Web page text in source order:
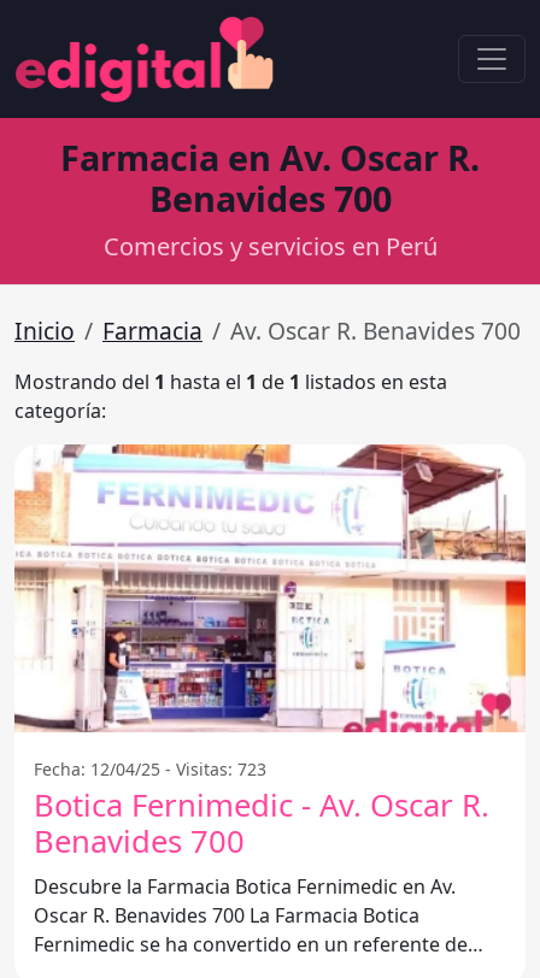
Farmacia en Av. Oscar R.
Benavides 700
Comercios y servicios en Perú
Inicio Farmacia Av. Oscar R. Benavides 700
Mostrando del 1 hasta el 1 de 1 listados en esta
categoría:
Fecha: 12/04/25 - Visitas: 723
Botica Fernimedic - Av. Oscar R.
Benavides 700
Descubre la Farmacia Botica Fernimedic en Av.
Oscar R. Benavides 700 La Farmacia Botica
Fernimedic se ha convertido en un referente de